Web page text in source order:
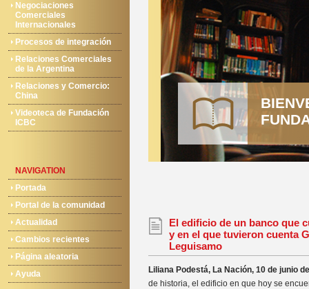
Negociaciones
Comerciales
Internacionales
Procesos de integración
Relaciones Comerciales
de la Argentina
Relaciones y Comercio:
China
Videoteca de Fundación
ICBC
NAVIGATION
Portada
Portal de la comunidad
Actualidad
Cambios recientes
Página aleatoria
Ayuda
El edificio de un banco que
y en el que tuvieron cuenta
Leguisamo
Liliana Podestá, La Nación, 10 de junio
de historia, el edificio en que hoy se